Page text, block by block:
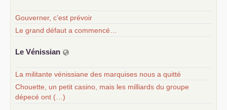
Gouverner, c’est prévoir
Le grand défaut a commencé…
Le Vénissian
La militante vénissiane des marquises nous a quitté
Chouette, un petit casino, mais les milliards du groupe
dépecé ont (…)